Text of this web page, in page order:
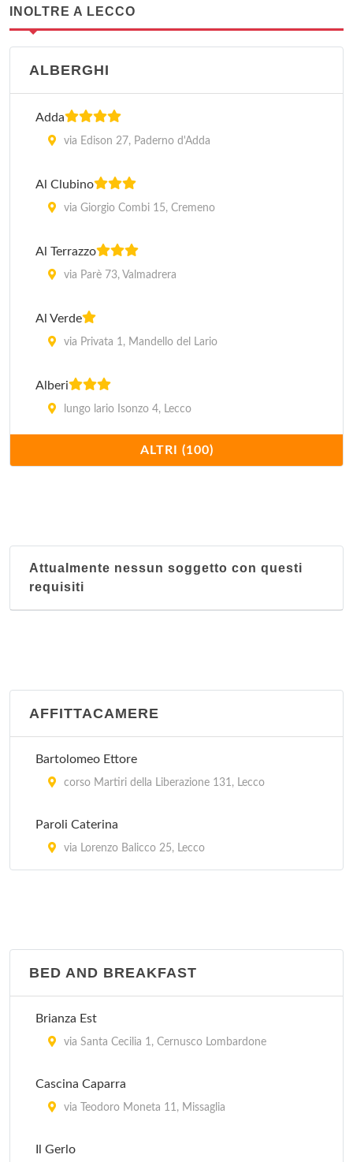
INOLTRE A LECCO
ALBERGHI
Adda
via Edison 27, Paderno d'Adda
Al Clubino
via Giorgio Combi 15, Cremeno
Al Terrazzo
via Parè 73, Valmadrera
Al Verde
via Privata 1, Mandello del Lario
Alberi
lungo lario Isonzo 4, Lecco
via per Taceno 11, Bellano
Alpino
via Italia 50, Casargo
Arrigoni
Aurora
ALTRI (100)
Attualmente nessun soggetto con questi
requisiti
AFFITTACAMERE
Bartolomeo Ettore
corso Martiri della Liberazione 131, Lecco
Paroli Caterina
via Lorenzo Balicco 25, Lecco
BED AND BREAKFAST
Brianza Est
via Santa Cecilia 1, Cernusco Lombardone
Cascina Caparra
via Teodoro Moneta 11, Missaglia
Il Gerlo